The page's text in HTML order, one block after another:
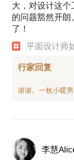
大，对设计这
的问题豁然开
了！
平面设计师
行家回复
李慧